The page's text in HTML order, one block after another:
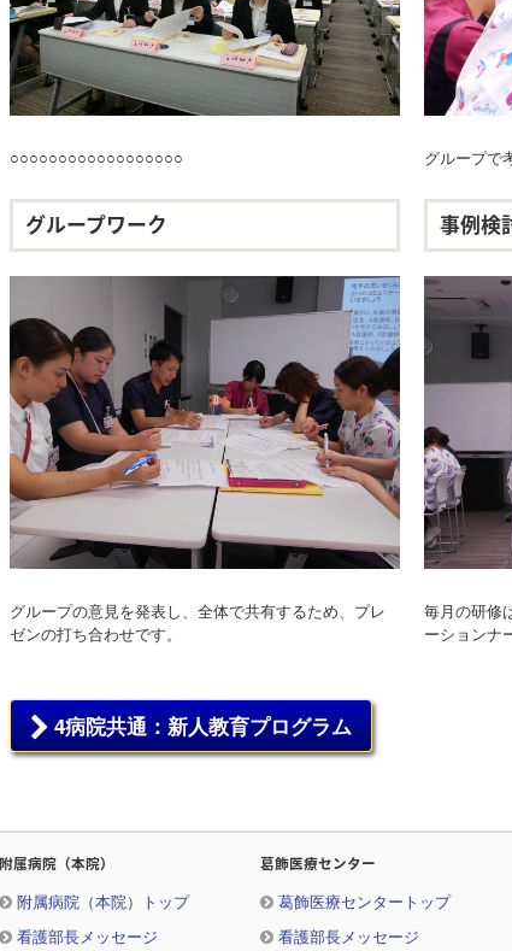
○○○○○○○○○○○○○○○○○○ グループで
グループワーク
グループの意見を発表し、全体で共有するため、プレ
ゼンの打ち合わせです。
事例検
毎月の研修
ーションナ
4病院共通：新人教育プログラム
附属病院（本院）
附属病院（本院）トップ
看護部長メッセージ
葛飾医療センター
葛飾医療センタートップ
看護部長メッセージ